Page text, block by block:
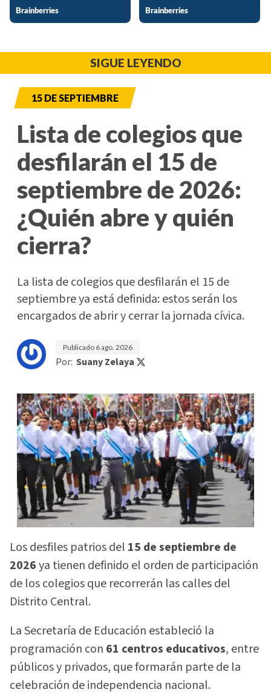
SIGUE LEYENDO
15 DE SEPTIEMBRE
Lista de colegios que
desfilarán el 15 de
septiembre de 2026:
¿Quién abre y quién
cierra?
La lista de colegios que desfilarán el 15 de
septiembre ya está definida: estos serán los
encargados de abrir y cerrar la jornada cívica.
Publicado 6 ago. 2026
Por: Suany Zelaya
Los desfiles patrios del 15 de septiembre de
2026ya tienen definido el orden de participación
de los colegios que recorrerán las calles del
Distrito Central.
La Secretaría de Educación estableció la
programación con 61 centros educativos, entre
públicos y privados, que formarán parte de la
celebración de independencia nacional.